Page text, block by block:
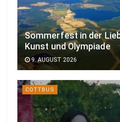
Sommerfest in der
Kunst und Olympiade
9. AUGUST 2026
COTTBUS